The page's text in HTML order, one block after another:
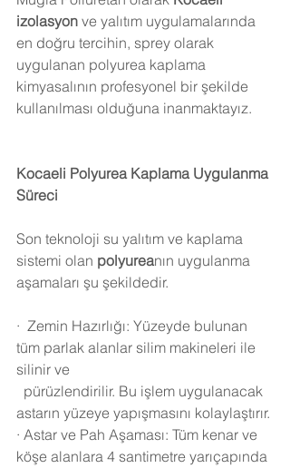
izolasyon ve yalıtım uygulamalarında
en doğru tercihin, sprey olarak
uygulanan polyurea kaplama
kimyasalının profesyonel bir şekilde
kullanılması olduğuna inanmaktayız.
Kocaeli Polyurea Kaplama Uygulanma
Süreci
Son teknoloji su yalıtım ve kaplama
sistemi olan polyureanın uygulanma
aşamaları şu şekildedir.
· Zemin Hazırlığı: Yüzeyde bulunan
tüm parlak alanlar silim makineleri ile
silinir ve
astarın yüzeye yapışmasını kolaylaştırır.
· Astar ve Pah Aşaması: Tüm kenar ve
köşe alanlara 4 santimetre yarıçapında